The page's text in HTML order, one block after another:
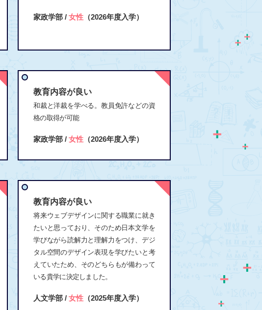
家政学部 / 女性 （2026年度入学）
教育内容が良い
和裁と洋裁を学べる。教員免許などの資
格の取得が可能
家政学部 / 女性 （2026年度入学）
教育内容が良い
将来ウェブデザインに関する職業に就き
たいと思っており、そのため日本文学を
学びながら読解力と理解力をつけ、デジ
タル空間のデザイン表現を学びたいと考
えていたため、そのどちらもが備わって
いる貴学に決定しました。
人文学部 / 女性 （2025年度入学）